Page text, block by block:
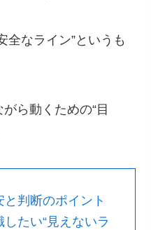
全なライン”というも
ら動くための“目
判断のポイント
たい“見えないラ